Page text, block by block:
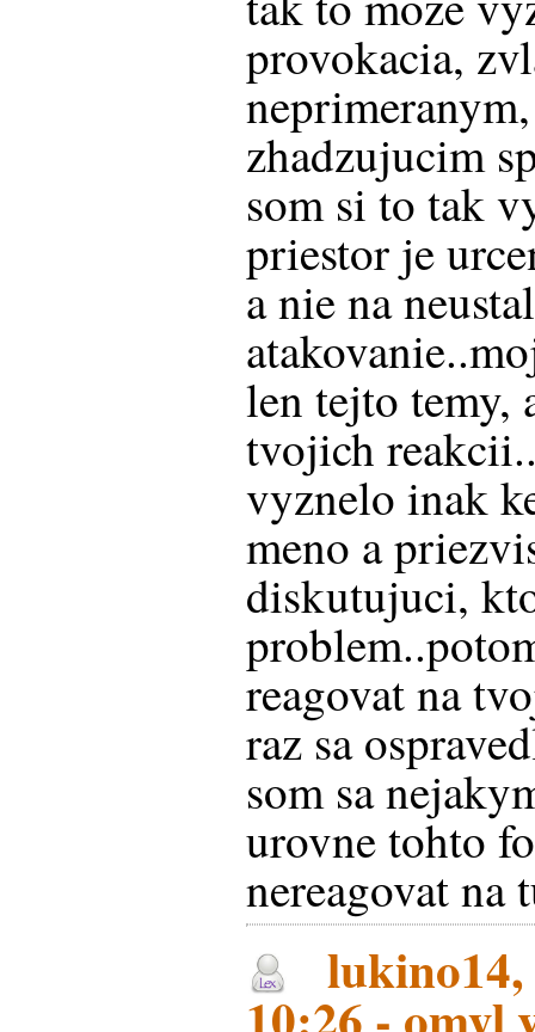
provokacia,
zhadzujucim
som si to tak
priestor je
a nie na
len tejto temy,
tvojich
vyznelo inak
meno a
diskutujuci,
reagovat na
raz sa
som sa
urovne tohto
nereagovat na
lukino14,